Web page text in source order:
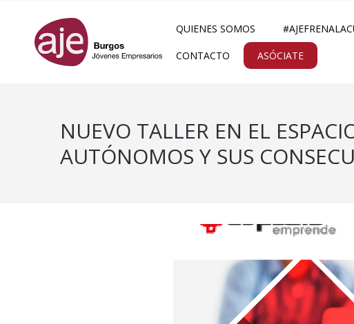
QUIENES SOMOS
CONTACTO ASÓCIATE
NUEVO TALLER EN EL
AUTÓNOMOS Y SUS